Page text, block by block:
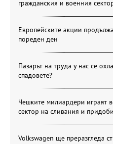
гражданския и военния
Европейските акции
пореден ден
Пазарът на труда у нас се
спадовете?
Чешките милиардери играят
сектор на сливания и
Volkswagen ще преразгледа